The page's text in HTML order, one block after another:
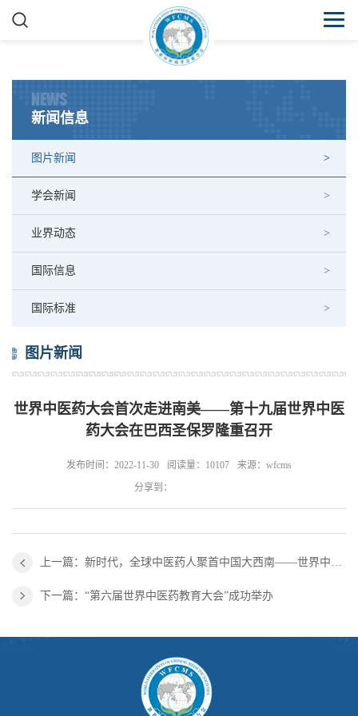
NEWS
新闻信息
图片新闻
学会新闻
业界动态
国际信息
国际标准
图片新闻
世界中医药大会首次走进南美——第十九届世界中医
药大会在巴西圣保罗隆重召开
发布时间：2022-11-30 阅读量：10107
来源：wfcms
分享到：
下一篇：“第六届世界中医药教育大会”成功举办